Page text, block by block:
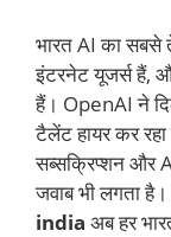
भारत AI का सबसे
इंटरनेट यूजर्स हैं,
हैं। OpenAI ने
टैलेंट हायर कर
सब्सक्रिप्शन
जवाब भी लगता
india अब हर